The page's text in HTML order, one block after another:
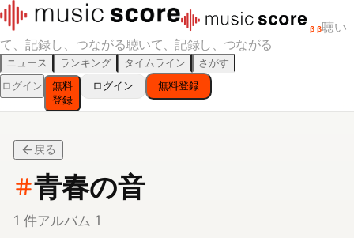
β β聴い
て、記録し、つながる聴いて、記録し、つながる
ニュース ランキング タイムライン
さがす
ログイン
無料
登録
ログイン 無料登録
戻る
青春の音
アルバム